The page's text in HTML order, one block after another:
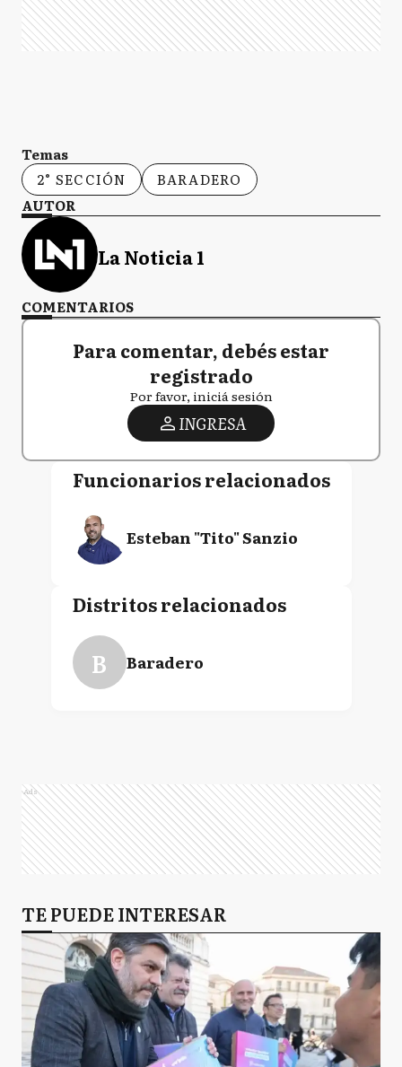
Temas
2° SECCIÓN
BARADERO
AUTOR
La Noticia 1
COMENTARIOS
Para comentar, debés estar
registrado
Por favor, iniciá sesión
INGRESA
Funcionarios relacionados
Esteban "Tito" Sanzio
Distritos relacionados
B Baradero
Ads
TE PUEDE INTERESAR